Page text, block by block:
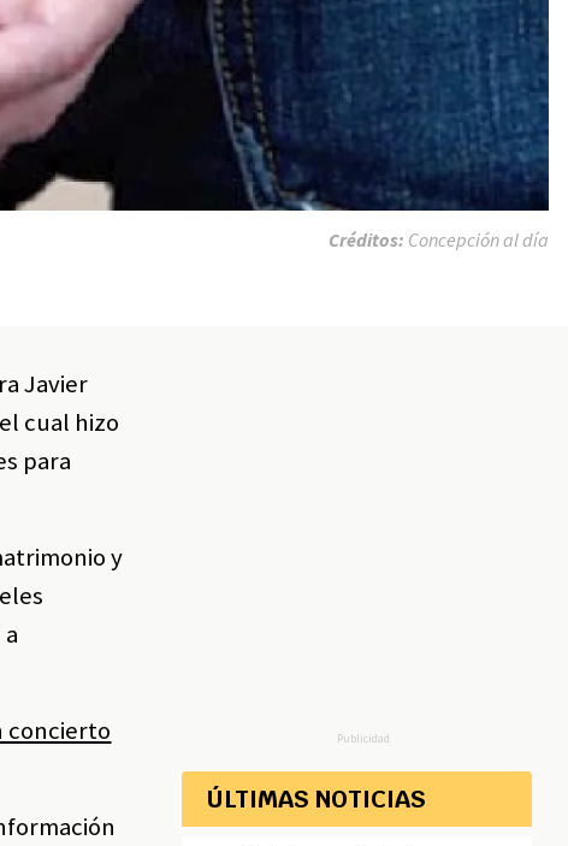
Créditos: Concepción al día
Javier
cual hizo
para
y
concierto
Publicidad
ÚLTIMAS NOTICIAS